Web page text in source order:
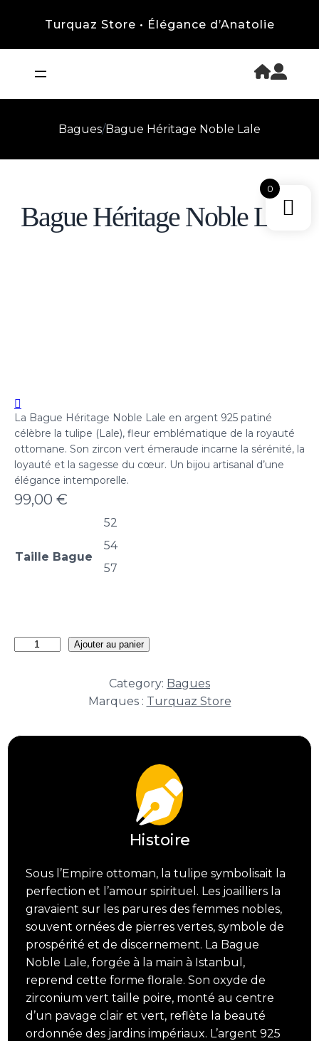
Turquaz Store • Élégance d’Anatolie
Bagues/Bague Héritage Noble Lale
Bague Héritage Noble Lale
La Bague Héritage Noble Lale en argent 925 patiné
célèbre la tulipe (Lale), fleur emblématique de la royauté
ottomane. Son zircon vert émeraude incarne la sérénité, la
loyauté et la sagesse du cœur. Un bijou artisanal d’une
élégance intemporelle.
99,00 €
Taille Bague
52
54
57
quantité
Lale
Ajouter au panier
Category: Bagues
Marques : Turquaz Store
Histoire
Sous l’Empire ottoman, la tulipe symbolisait la
perfection et l’amour spirituel. Les joailliers la
gravaient sur les parures des femmes nobles,
souvent ornées de pierres vertes, symbole de
prospérité et de discernement. La Bague
Noble Lale, forgée à la main à Istanbul,
reprend cette forme florale. Son oxyde de
zirconium vert taille poire, monté au centre
d’un pavage clair et vert, reflète la beauté
ordonnée des jardins impériaux. L’argent 925
0